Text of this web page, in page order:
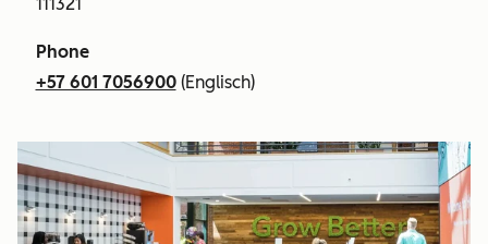
Phone
+57 601 7056900(Englisch)